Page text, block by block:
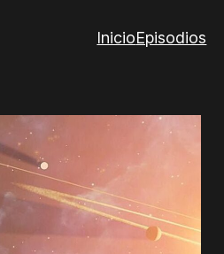
InicioEpisodios